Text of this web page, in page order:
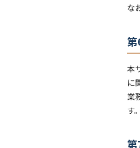
な
第
本
に
業
す。
第